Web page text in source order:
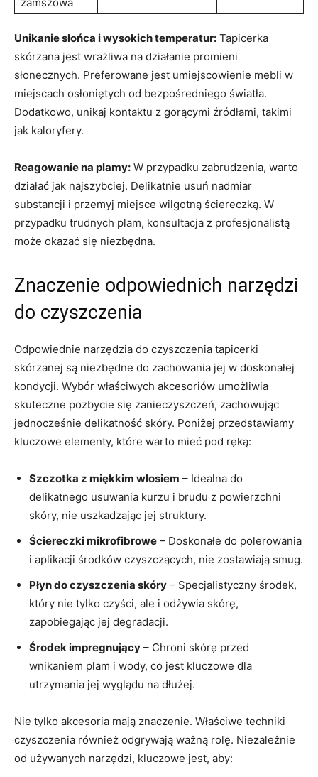
zamszowa
Unikanie ⁤słońca i wysokich ‌temperatur: Tapicerka
skórzana jest wrażliwa⁢ na ⁣działanie promieni
słonecznych. ​Preferowane jest umiejscowienie mebli w
miejscach osłoniętych od bezpośredniego światła.
Dodatkowo, unikaj kontaktu z gorącymi źródłami,⁣ takimi
jak kaloryfery.
Reagowanie⁣ na plamy: W przypadku zabrudzenia, warto
działać ⁢jak najszybciej. Delikatnie usuń nadmiar
substancji i przemyj miejsce wilgotną ściereczką. W
przypadku trudnych plam, konsultacja z profesjonalistą
może okazać się niezbędna.
Znaczenie odpowiednich narzędzi
do‍ czyszczenia
Odpowiednie narzędzia do czyszczenia tapicerki
skórzanej są‍ niezbędne do zachowania jej w doskonałej
kondycji. ⁤Wybór ‌właściwych akcesoriów umożliwia
skuteczne‍ pozbycie się ⁤zanieczyszczeń, zachowując
‍jednocześnie delikatność skóry. Poniżej przedstawiamy
kluczowe ‌elementy, które warto mieć ‌pod ręką:
Szczotka z miękkim włosiem – Idealna do
delikatnego usuwania​ kurzu i brudu z powierzchni
skóry, nie uszkadzając jej ⁤struktury.
Ściereczki mikrofibrowe – Doskonałe ⁤do polerowania
⁤i aplikacji środków czyszczących, nie ⁣zostawiają​ smug.
Płyn do ‌czyszczenia skóry – Specjalistyczny środek,
który nie‌ tylko czyści, ale i ⁣odżywia skórę,
zapobiegając jej degradacji.
Środek impregnujący – Chroni ⁢skórę przed
wnikaniem plam i wody, co jest⁣ kluczowe dla
utrzymania jej wyglądu na dłużej.
Nie tylko akcesoria mają ​znaczenie. Właściwe techniki
czyszczenia również ‍odgrywają ważną rolę. Niezależnie
od używanych narzędzi, kluczowe jest, aby: